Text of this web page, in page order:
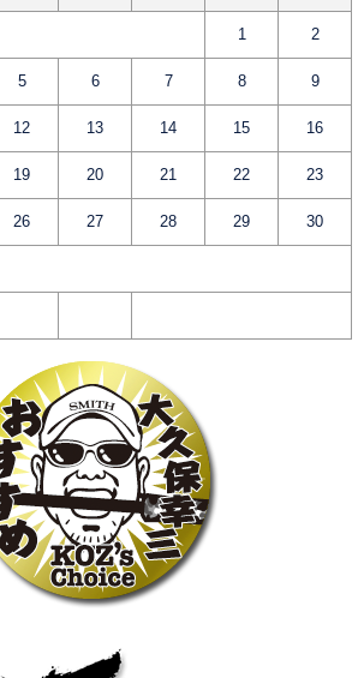
1 2
5 6 7 8 9
12 13 14 15 16
19 20 21 22 23
26 27 28 29 30